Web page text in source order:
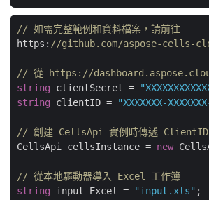
// 如需完整範例和資料檔案，請前往
https: //github.com/aspose-cells-
// 從 https://
string clientSecret =
string clientID = "XXXXXXX-
// 創建 CellsApi 實例時傳遞
CellsApi cellsInstance = new
// 從本地驅動器導入 Excel 工作簿
string input_Excel = "input.xls"